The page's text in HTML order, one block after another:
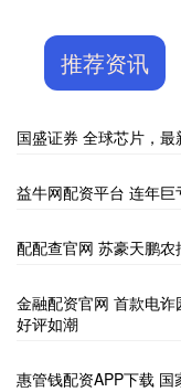
推荐资讯
国盛证券 全球芯片，最
益牛网配资平台 连年巨
配配查官网 苏豪天鹏农
金融配资官网 首款电
好评如潮
惠管钱配资APP下载